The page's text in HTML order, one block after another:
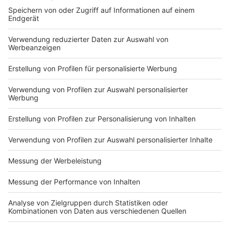
Weitere Infos und Links zum Thema:
Anzeige
So hatten wir nach dem 1. Wochenende mit dem
neuen Konzept berichtet
Regelmäßige Waffenkontrollen in der Altstadt -
zuletzt Anfang August
Anzeige